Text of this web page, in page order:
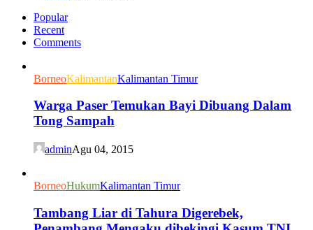
Popular
Recent
Comments
BorneoKalimantanKalimantan Timur
Warga Paser Temukan Bayi Dibuang Dalam
Tong Sampah
adminAgu 04, 2015
BorneoHukumKalimantan Timur
Tambang Liar di Tahura Digerebek,